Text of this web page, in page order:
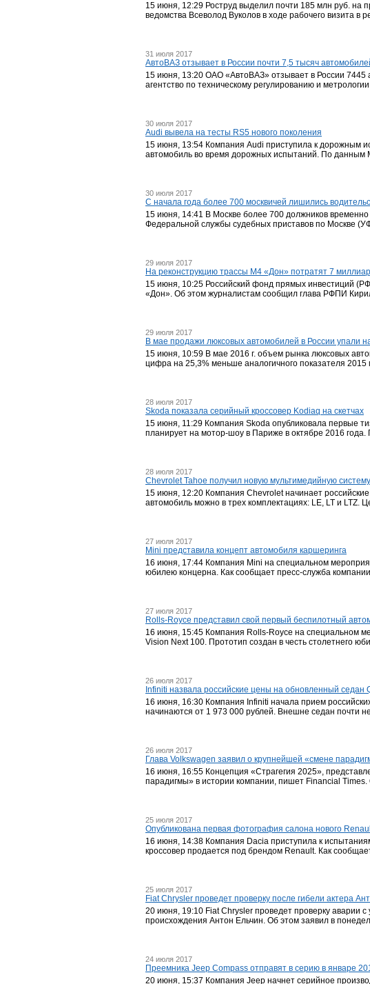
15 июня, 12:29 Роструд выделил почти 185 млн руб. на
ведомства Всеволод Вуколов в ходе рабочего визита в
31 июля 2017
АвтоВАЗ отзывает в России почти 7,5 тысяч
15 июня, 13:20 ОАО «АвтоВАЗ» отзывает в России
агентство по техническому регулированию и
30 июля 2017
Audi вывела на тесты RS5 нового поколения
15 июня, 13:54 Компания Audi приступила к дорожным
автомобиль во время дорожных испытаний. По данным
30 июля 2017
С начала года более 700 москвичей лишились
15 июня, 14:41 В Москве более 700 должников
Федеральной службы судебных приставов по Москве
29 июля 2017
На реконструкцию трассы М4 «Дон» потратят 7
15 июня, 10:25 Российский фонд прямых инвестиций
«Дон». Об этом журналистам сообщил глава РФПИ
29 июля 2017
В мае продажи люксовых автомобилей в России упали
15 июня, 10:59 В мае 2016 г. объем рынка люксовых
цифра на 25,3% меньше аналогичного показателя 2015
28 июля 2017
Skoda показала серийный кроссовер Kodiaq на скетчах
15 июня, 11:29 Компания Skoda опубликовала первые
планирует на мотор-шоу в Париже в октябре 2016
28 июля 2017
Chevrolet Tahoe получил новую мультимедийную систему
15 июня, 12:20 Компания Chevrolet начинает
автомобиль можно в трех комплектациях: LE, LT и
27 июля 2017
Mini представила концепт автомобиля каршеринга
16 июня, 17:44 Компания Mini на специальном
юбилею концерна. Как сообщает пресс-служба
27 июля 2017
Rolls-Royce представил свой первый беспилотный
16 июня, 15:45 Компания Rolls-Royce на специальном
Vision Next 100. Прототип создан в честь столетнего
26 июля 2017
Infiniti назвала российские цены на обновленный седан
16 июня, 16:30 Компания Infiniti начала прием
начинаются от 1 973 000 рублей. Внешне седан почти
26 июля 2017
Глава Volkswagen заявил о крупнейшей «смене
16 июня, 16:55 Концепция «Страгегия 2025»,
парадигмы» в истории компании, пишет Financial
25 июля 2017
Опубликована первая фотография салона нового
16 июня, 14:38 Компания Dacia приступила к
кроссовер продается под брендом Renault. Как
25 июля 2017
Fiat Chrysler проведет проверку после гибели актера
20 июня, 19:10 Fiat Chrysler проведет проверку аварии
происхождения Антон Ельчин. Об этом заявил в
24 июля 2017
Преемника Jeep Compass отправят в серию в январе
20 июня, 15:37 Компания Jeep начнет серийное